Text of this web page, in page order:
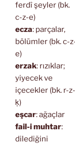
ferdî şeyler (bk.
c-z-e)
ecza: parçalar,
bölümler (bk. c-
e)
erzak: rızıklar;
yiyecek ve
içecekler (bk. r-z-
ḳ)
eşcar: ağaçlar
fail-i muhtar:
dilediğini